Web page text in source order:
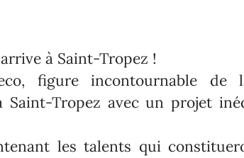
à Saint-Tropez !
figure incontournable de
Saint-Tropez avec un projet
les talents qui